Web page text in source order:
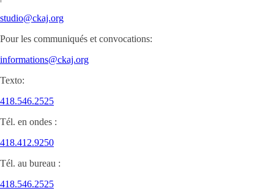
studio@ckaj.org
Pour les communiqués et convocations:
informations@ckaj.org
Texto:
418.546.2525
Tél. en ondes :
418.412.9250
Tél. au bureau :
418.546.2525